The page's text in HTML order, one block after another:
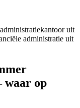
uit
administratie uit
waar op